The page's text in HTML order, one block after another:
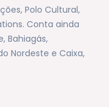
Polo Cultural,
Conta ainda
Bahiagás,
Nordeste e Caixa,